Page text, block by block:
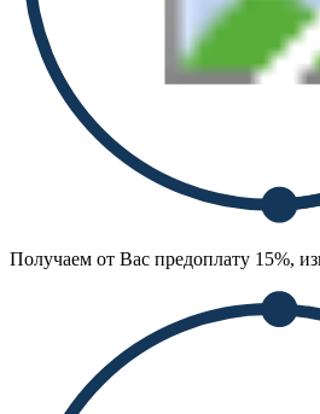
Получаем от Вас предоплату 15%,